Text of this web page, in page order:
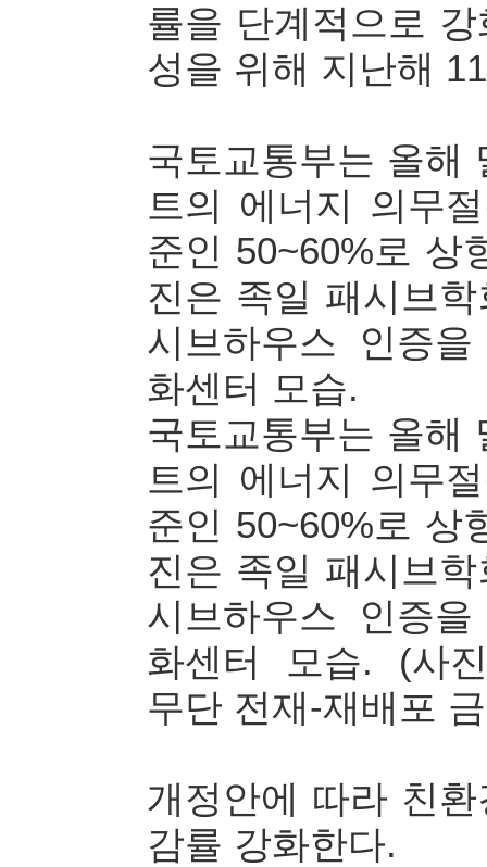
률을 단계적으로
성을 위해 지난해
국토교통부는 올해
트의 에너지 의무
준인 50~60%로 상
진은 족일 패시브
시브하우스 인증
화센터 모습.
국토교통부는 올해
트의 에너지 의무
준인 50~60%로 상
진은 족일 패시브
시브하우스 인증
화센터 모습. (사
무단 전재-재배포
개정안에 따라 친
감률 강화한다.